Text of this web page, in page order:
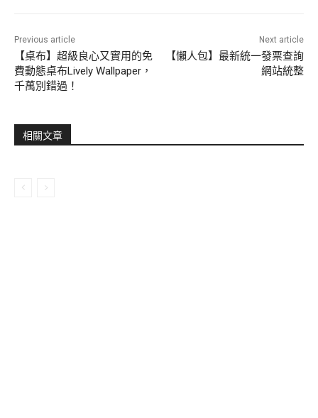
Previous article
【桌布】超級良心又實用的免
費動態桌布Lively Wallpaper，
千萬別錯過！
Next article
【懶人包】最新統一發票查詢
網站統整
相關文章